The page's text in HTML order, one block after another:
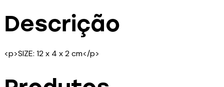
Descrição
<p>SIZE: 12 x 4 x 2 cm</p>